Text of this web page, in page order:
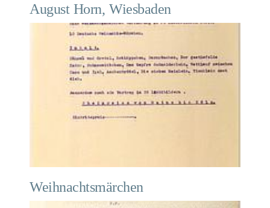
August Horn, Wiesbaden
Weihnachtsmärchen